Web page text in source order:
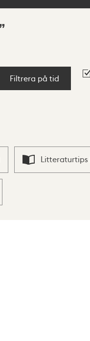
Filtrera på tid
Litteraturtips